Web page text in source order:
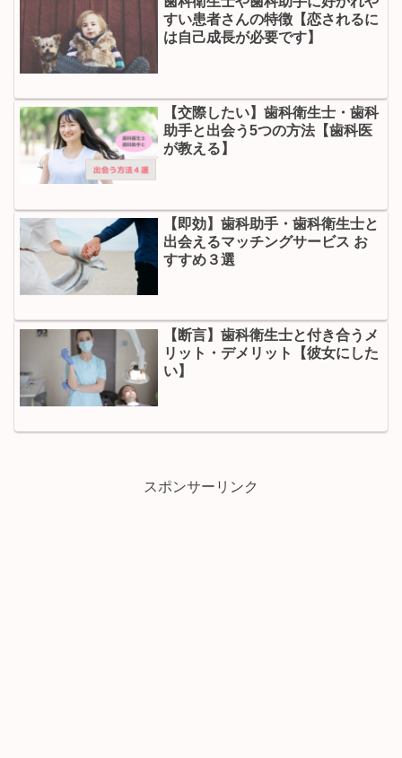
すい患者さんの特徴【恋されるに
は自己成長が必要です】
【交際したい】歯科衛生士・歯科
助手と出会う5つの方法【歯科医
が教える】
【即効】歯科助手・歯科衛生士と
出会えるマッチングサービス お
すすめ３選
【断言】歯科衛生士と付き合うメ
リット・デメリット【彼女にした
い】
スポンサーリンク